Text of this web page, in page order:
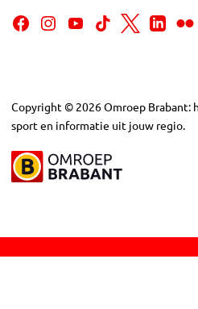
Copyright © 2026Omroep Brabant:
sport en informatie uit jouw regio.